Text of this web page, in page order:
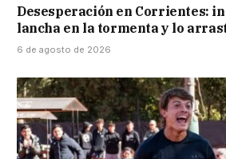
Desesperación en Corrientes:
lancha en la tormenta y lo
6 de agosto de 2026